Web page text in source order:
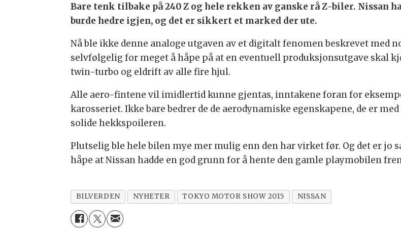
Bare tenk tilbake på 240 Z og hele rekken av ganske rå Z-biler. Nissan
burde hedre igjen, og det er sikkert et marked der ute.
Nå ble ikke denne analoge utgaven av et digitalt fenomen beskrevet med
selvfølgelig for meget å håpe på at en eventuell produksjonsutgave skal
twin-turbo og eldrift av alle fire hjul.
Alle aero-fintene vil imidlertid kunne gjentas, inntakene foran for
karosseriet. Ikke bare bedrer de de aerodynamiske egenskapene, de er
solide hekkspoileren.
Plutselig ble hele bilen mye mer mulig enn den har virket før. Og det er jo
håpe at Nissan hadde en god grunn for å hente den gamle playmobilen
BILVERDEN NYHETER TOKYO MOTOR SHOW 2015 NISSAN